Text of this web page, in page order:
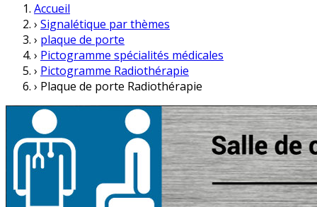
Accueil
› Signalétique par thèmes
› plaque de porte
› Pictogramme spécialités médicales
› Pictogramme Radiothérapie
› Plaque de porte Radiothérapie